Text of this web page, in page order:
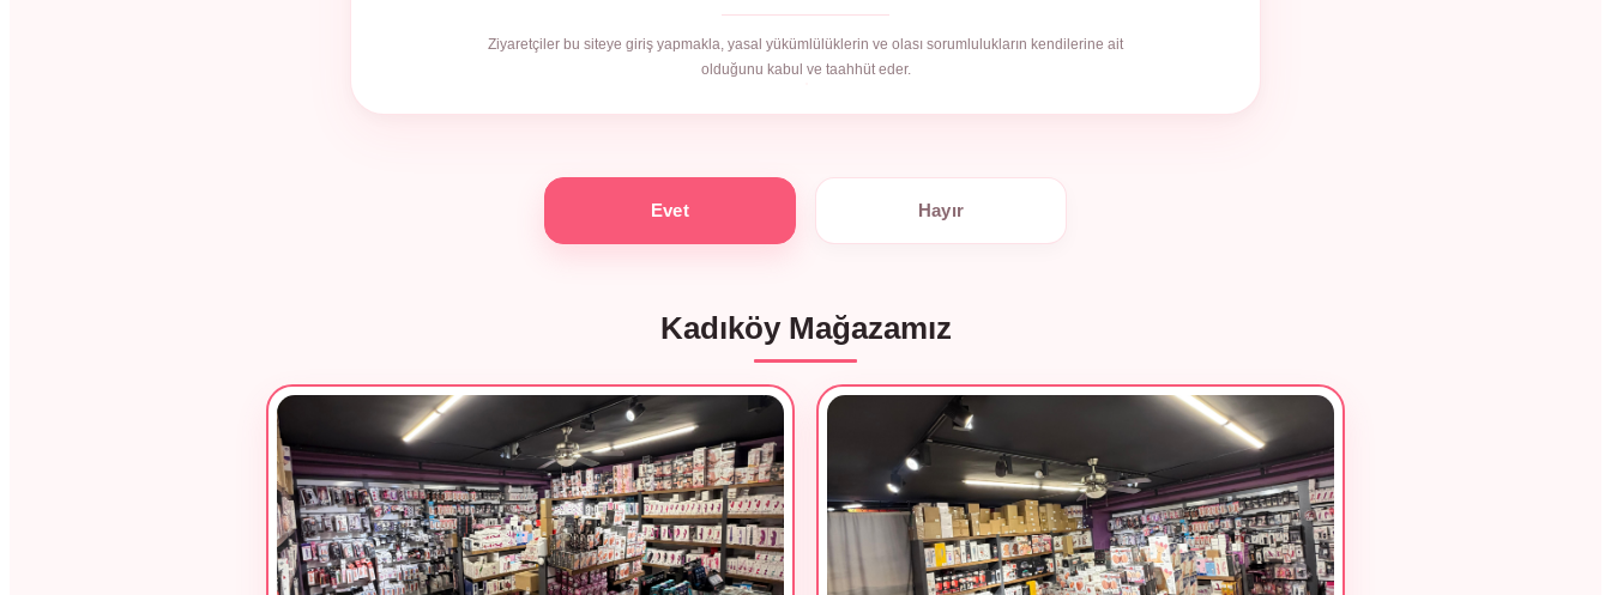
Ziyaretçiler bu siteye giriş yapmakla, yasal yükümlülüklerin ve olası sorumlulukların kendilerine ait
olduğunu kabul ve taahhüt eder.
Kadıköy Mağazamız
Evet Hayır